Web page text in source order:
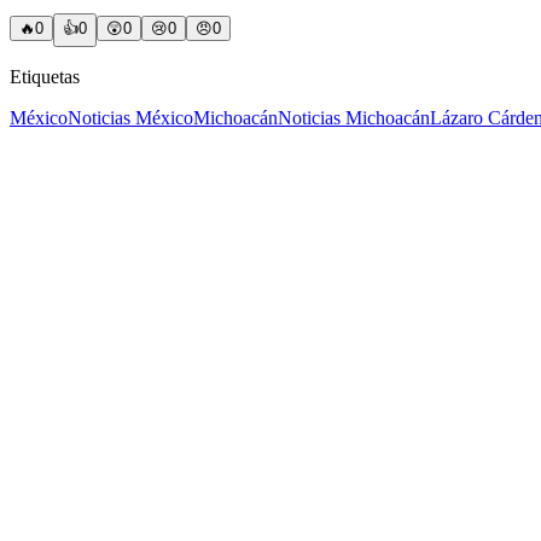
🔥0 👍0 😲0 😢0 😠0
Etiquetas
MéxicoNoticias MéxicoMichoacánNoticias MichoacánLázaro